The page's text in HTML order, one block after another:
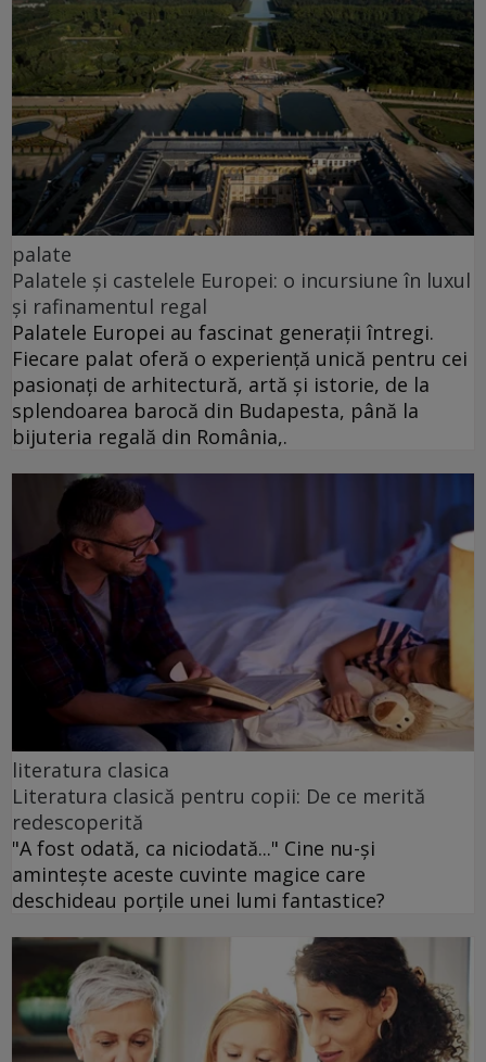
palate
Palatele și castelele Europei: o incursiune în luxul
și rafinamentul regal
Palatele Europei au fascinat generații întregi.
Fiecare palat oferă o experiență unică pentru cei
pasionați de arhitectură, artă și istorie, de la
splendoarea barocă din Budapesta, până la
bijuteria regală din România,.
literatura clasica
Literatura clasică pentru copii: De ce merită
redescoperită
"A fost odată, ca niciodată..." Cine nu-și
amintește aceste cuvinte magice care
deschideau porțile unei lumi fantastice?